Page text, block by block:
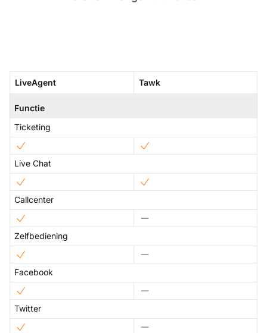
LiveAgent Tawk
Functie
Ticketing
Live Chat
Callcenter
Zelfbediening
Facebook
Twitter